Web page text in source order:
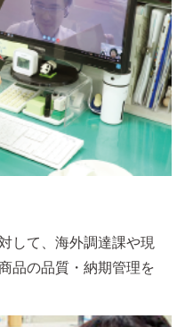
して、海外調達課や現
品の品質・納期管理を